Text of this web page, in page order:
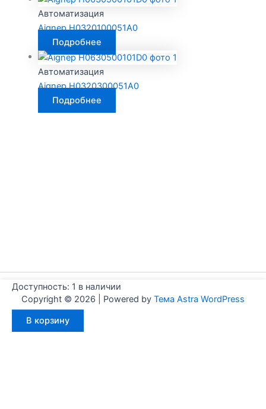
Автоматизация
Aignep H0320100051A0
Подробнее
Автоматизация
Aignep H0320300051A0
Подробнее
Copyright © 2026 | Powered by Тема Astra WordPress
Доступность: 1 в наличии
товара
В корзину